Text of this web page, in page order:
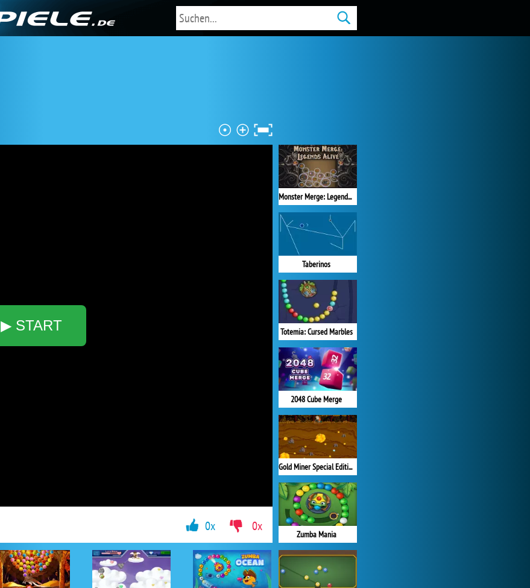
▶ START
Monster Merge: Legends Alive
Taberinos
Totemia: Cursed Marbles
2048 Cube Merge
Gold Miner Special Edition
Zumba Mania
0x 0x